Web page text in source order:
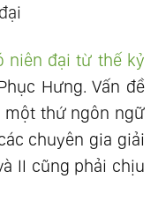
niên đại từ thế kỷ
Hưng. Vấn đề
một thứ ngôn ngữ
chuyên gia giải
II cũng phải chịu